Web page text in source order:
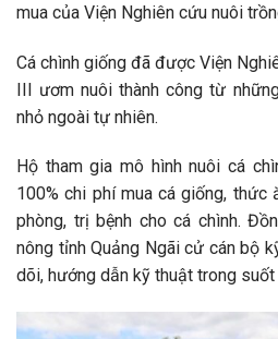
mua của Viện Nghiên cứu nuôi
Cá chình giống đã được Viện
III ươm nuôi thành công từ
nhỏ ngoài tự nhiên.
Hộ tham gia mô hình nuôi cá
100% chi phí mua cá giống, thức
phòng, trị bệnh cho cá chình.
nông tỉnh Quảng Ngãi cử cán bộ
dõi, hướng dẫn kỹ thuật trong suốt